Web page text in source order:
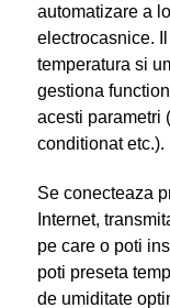
automatizare a
electrocasnice.
temperatura si
gestiona
acesti parametri
conditionat etc.).
Se conecteaza
Internet,
pe care o poti
poti preseta
de umiditate